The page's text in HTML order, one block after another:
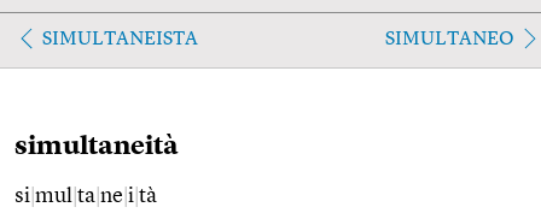
SIMULTANEISTA SIMULTANEO
simultaneità
si mul ta ne i tà